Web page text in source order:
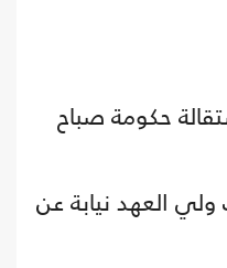
مايو 2022: استقالة حكومة صباح
ولي العهد نيابة عن